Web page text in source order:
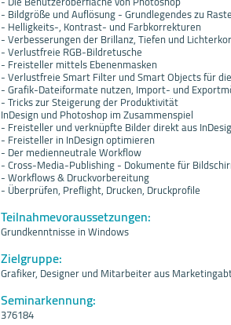
- Bildgröße und Auflösung - Grundlegendes zu
- Helligkeits-, Kontrast- und Farbkorrekturen
- Verbesserungen der Brillanz, Tiefen und
- Verlustfreie RGB-Bildretusche
- Freisteller mittels Ebenenmasken
- Verlustfreie Smart Filter und Smart Objects für
- Grafik-Dateiformate nutzen, Import- und
- Tricks zur Steigerung der Produktivität
InDesign und Photoshop im Zusammenspiel
- Freisteller und verknüpfte Bilder direkt aus
- Freisteller in InDesign optimieren
- Der medienneutrale Workflow
- Cross-Media-Publishing - Dokumente für
- Workflows & Druckvorbereitung
- Überprüfen, Preflight, Drucken, Druckprofile
Teilnahmevoraussetzungen:
Grundkenntnisse in Windows
Zielgruppe:
Grafiker, Designer und Mitarbeiter aus
Seminarkennung:
376184